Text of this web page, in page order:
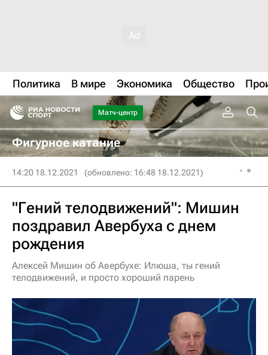
Политика В мире Экономика Общество
Матч-центр
Фигурное катание
14:20 18.12.2021 (обновлено: 16:48 18.12.2021)
"Гений телодвижений": Мишин
поздравил Авербуха с днем
рождения
Алексей Мишин об Авербухе: Илюша, ты гений
телодвижений, и просто хороший парень